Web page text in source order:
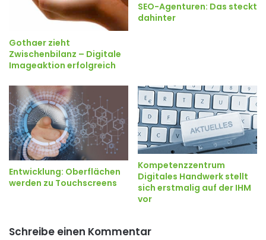
Gothaer zieht
Zwischenbilanz – Digitale
Imageaktion erfolgreich
SEO-Agenturen: Das steckt
dahinter
Entwicklung: Oberflächen
werden zu Touchscreens
Kompetenzzentrum
Digitales Handwerk stellt
sich erstmalig auf der IHM
vor
Schreibe einen Kommentar